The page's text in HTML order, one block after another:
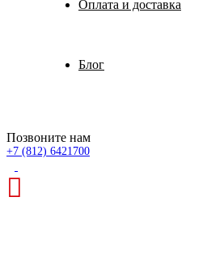
Оплата и доставка
Блог
Позвоните нам
+7 (812) 6421700